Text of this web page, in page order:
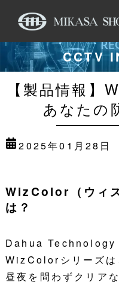
CCTV
【製品情報】
あなたの
2025年01月28日
WizColor（ウィ
は？
Dahua Technology
WizColorシリーズは
昼夜を問わずクリア